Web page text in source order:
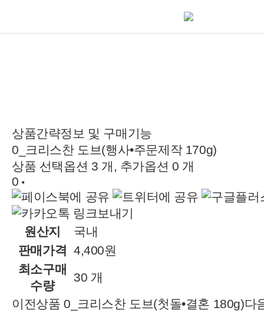
상품간략정보 및 구매기능
0_크리스찬 도브(행사•주문제작 170g)
상품 선택옵션 3 개, 추가옵션 0 개
0
원산지
국내
판매가격
4,400원
최소구매
수량
30 개
이전상품 0_크리스찬 도브(첫돌•결혼 180g)다